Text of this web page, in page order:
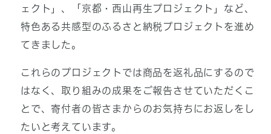
ェクト」、「京都・西山再生プロジェクト」など、
特色ある共感型のふるさと納税プロジェクトを進め
てきました。
これらのプロジェクトでは商品を返礼品にするので
はなく、取り組みの成果をご報告させていただくこ
とで、寄付者の皆さまからのお気持ちにお返しをし
たいと考えています。